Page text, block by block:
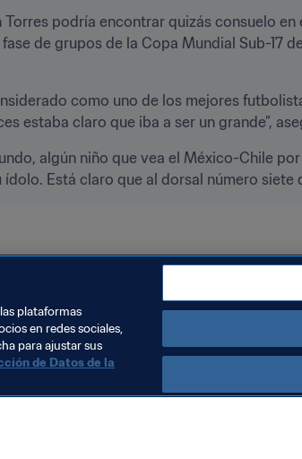
podría encontrar quizás consuelo en
de grupos de la Copa Mundial Sub-17
como uno de los mejores
estaba claro que iba a ser un grande”,
algún niño que vea el México-Chile
Está claro que al dorsal número siete
plataformas
en redes sociales,
para ajustar sus
de Datos de la